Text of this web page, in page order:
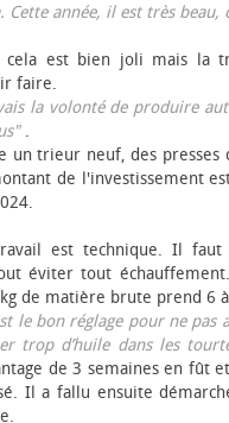
Cette année, il est très
cela est bien joli mais la
faire.
la volonté de produire
.
un trieur neuf, des
de l'investissement
est technique. Il
éviter tout
de matière brute prend 6
le bon réglage pour ne
trop d’huile dans les
de 3 semaines en fût
Il a fallu ensuite